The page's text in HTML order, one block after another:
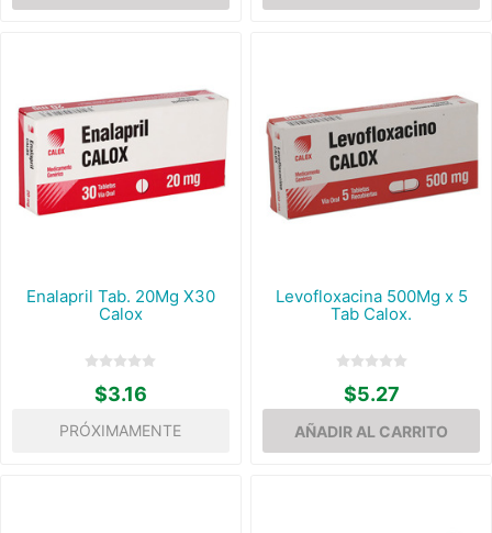
Enalapril Tab. 20Mg X30
Calox
$3.16
PRÓXIMAMENTE
Levofloxacina 500Mg x 5
Tab Calox.
$5.27